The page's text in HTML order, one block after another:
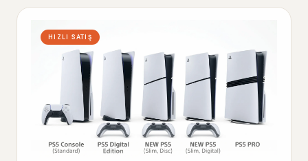
HIZLI SATIŞ